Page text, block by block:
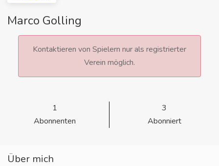
Marco Golling
Kontaktieren von Spielern nur als registrierter
Verein möglich.
1
Abonnenten
3
Abonniert
Über mich